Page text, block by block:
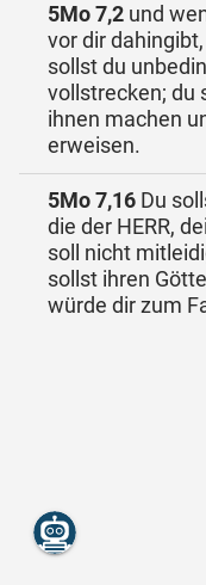
5Mo 7,2 und
vor dir
sollst du
vollstrecken; du
ihnen machen
erweisen.
5Mo 7,16 Du
die der HERR,
soll nicht
sollst ihren
würde dir zum